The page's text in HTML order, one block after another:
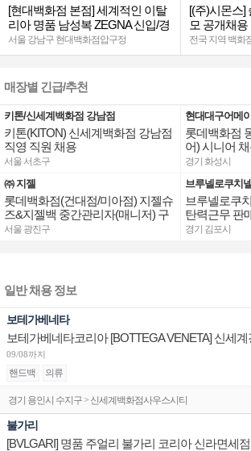
[현대백화점 본점] 세계적인 이탈
리아 명품 남성복 ZEGNA 신입/경
력
서울 강남구 현대백화점압구정
[(주)시몬스]
모 공개채용
전국 지역 백화
매장별 긴급/추천
키톤/신세계백화점 강남점
키톤(KITON) 신세계백화점 강남점
직영 직원 채용
서울 서초구
㈜ 지젤
롯데백화점(건대점/미아점) 지젤슈
즈&지젤백 중간관리자(매니저) 구
인합니다
서울 광진구
현대대구어메
롯데백화점
어) 시니어
경기 화성시
브루넬로쿠치
브루넬로쿠
탄력근무 판
경기 김포시
일반 채용 정보
보테가베네타
09/08까지
핸드백 의류
경기 용인시 수지구 > 신세계백화점사우스시티
불가리